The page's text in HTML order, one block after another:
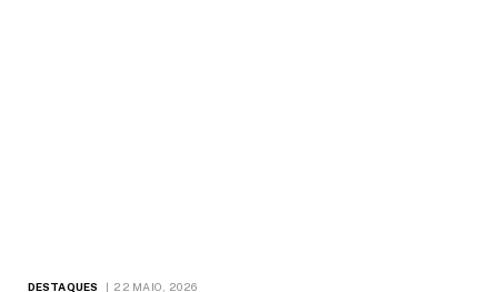
DESTAQUES 22 MAIO, 2026